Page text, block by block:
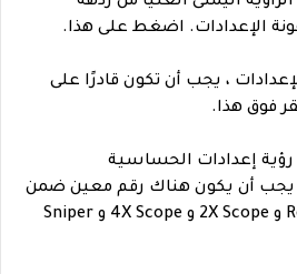
الإعدادات. اضغط على هذا.
الإعدادات ، يجب أن تكون قادرًا على
فوق هذا.
من رؤية إعدادات الحساسية
يجب أن يكون هناك رقم معين ضمن
أقسام General و Red Dot و 2X Scope و 4X Scope و Sniper